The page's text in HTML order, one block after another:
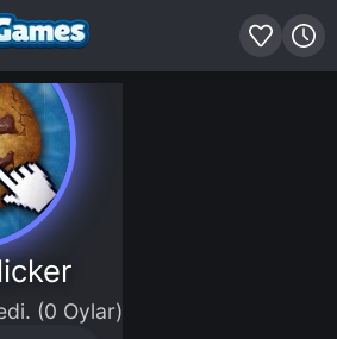
(0 Oylar)